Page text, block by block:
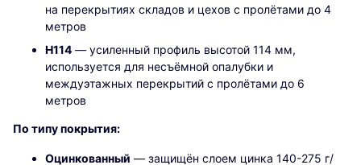
на перекрытиях складов и цехов с пролётами до 4
метров
Н114 — усиленный профиль высотой 114 мм,
используется для несъёмной опалубки и
междуэтажных перекрытий с пролётами до 6
метров
По типу покрытия:
Оцинкованный — защищён слоем цинка 140-275 г/